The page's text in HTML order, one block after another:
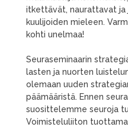
itkettävät, naurattavat ja
kuulijoiden mieleen.
kohti unelmaa!
Seuraseminaarin
lasten ja nuorten
olemaan uuden
päämääristä. Ennen
suosittelemme seuroja
Voimisteluliiton